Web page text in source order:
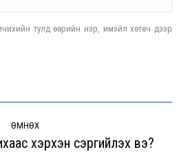
тулд өөрийн нэр, имэйл хөтөч дээр
ӨМНӨХ
Previous
хэрхэн сэргийлэх вэ?